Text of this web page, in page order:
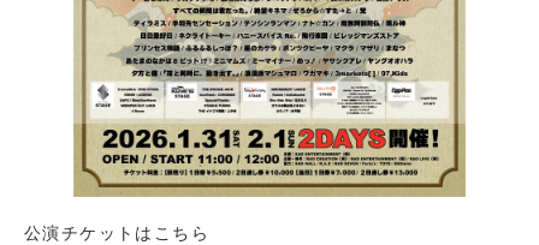
公演チケットはこちら